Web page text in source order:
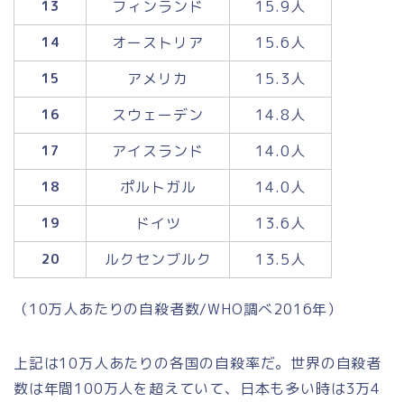
13 フィンランド 15.9人
14 オーストリア 15.6人
15 アメリカ 15.3人
16 スウェーデン 14.8人
17 アイスランド 14.0人
18 ポルトガル 14.0人
19 ドイツ 13.6人
20 ルクセンブルク 13.5人
（10万人あたりの自殺者数/WHO調べ2016年）
上記は10万人あたりの各国の自殺率だ。世界の自殺者
数は年間100万人を超えていて、日本も多い時は3万4